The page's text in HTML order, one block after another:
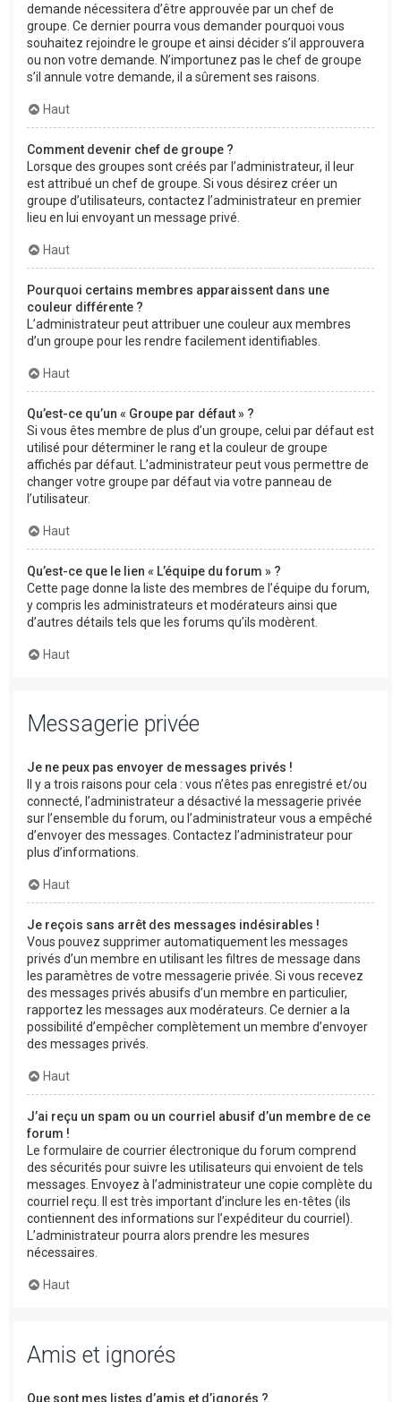
demande nécessitera d’être approuvée par un chef de
groupe. Ce dernier pourra vous demander pourquoi vous
souhaitez rejoindre le groupe et ainsi décider s’il approuvera
ou non votre demande. N’importunez pas le chef de groupe
s’il annule votre demande, il a sûrement ses raisons.
Haut
Comment devenir chef de groupe ?
Lorsque des groupes sont créés par l’administrateur, il leur
est attribué un chef de groupe. Si vous désirez créer un
groupe d’utilisateurs, contactez l’administrateur en premier
lieu en lui envoyant un message privé.
Haut
Pourquoi certains membres apparaissent dans une
couleur différente ?
L’administrateur peut attribuer une couleur aux membres
d’un groupe pour les rendre facilement identifiables.
Haut
Qu’est-ce qu’un « Groupe par défaut » ?
Si vous êtes membre de plus d’un groupe, celui par défaut est
utilisé pour déterminer le rang et la couleur de groupe
affichés par défaut. L’administrateur peut vous permettre de
changer votre groupe par défaut via votre panneau de
l’utilisateur.
Haut
Qu’est-ce que le lien « L’équipe du forum » ?
Cette page donne la liste des membres de l’équipe du forum,
y compris les administrateurs et modérateurs ainsi que
d’autres détails tels que les forums qu’ils modèrent.
Haut
Messagerie privée
Je ne peux pas envoyer de messages privés !
Il y a trois raisons pour cela : vous n’êtes pas enregistré et/ou
connecté, l’administrateur a désactivé la messagerie privée
sur l’ensemble du forum, ou l’administrateur vous a empêché
d’envoyer des messages. Contactez l’administrateur pour
plus d’informations.
Haut
Je reçois sans arrêt des messages indésirables !
Vous pouvez supprimer automatiquement les messages
privés d’un membre en utilisant les filtres de message dans
les paramètres de votre messagerie privée. Si vous recevez
des messages privés abusifs d’un membre en particulier,
rapportez les messages aux modérateurs. Ce dernier a la
possibilité d’empêcher complètement un membre d’envoyer
des messages privés.
Haut
J’ai reçu un spam ou un courriel abusif d’un membre de ce
forum !
Le formulaire de courrier électronique du forum comprend
des sécurités pour suivre les utilisateurs qui envoient de tels
messages. Envoyez à l’administrateur une copie complète du
courriel reçu. Il est très important d’inclure les en-têtes (ils
contiennent des informations sur l’expéditeur du courriel).
L’administrateur pourra alors prendre les mesures
nécessaires.
Haut
Amis et ignorés
Que sont mes listes d’amis et d’ignorés ?